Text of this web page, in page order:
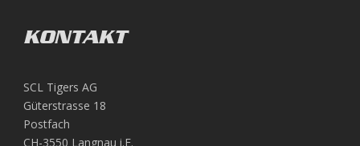
KONTAKT
SCL Tigers AG
Güterstrasse 18
Postfach
CH-3550 Langnau i.E.